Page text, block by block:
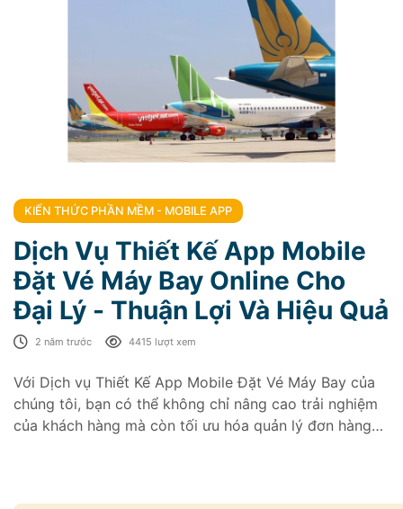
KIẾN THỨC PHẦN MỀM - MOBILE APP
Dịch Vụ Thiết Kế App Mobile
Đặt Vé Máy Bay Online Cho
Đại Lý - Thuận Lợi Và Hiệu Quả
2 năm trước 4415 lượt xem
Với Dịch vụ Thiết Kế App Mobile Đặt Vé Máy Bay của
chúng tôi, bạn có thể không chỉ nâng cao trải nghiệm
của khách hàng mà còn tối ưu hóa quản lý đơn hàng